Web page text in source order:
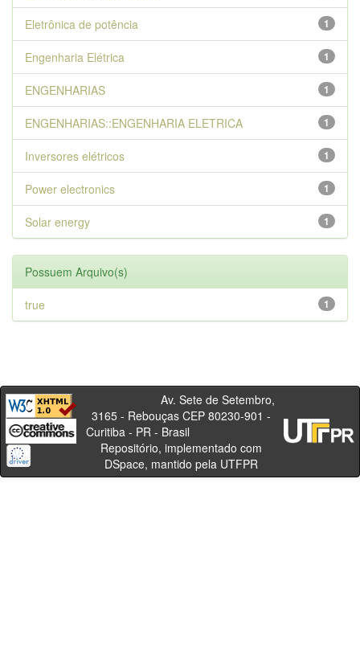
1
Eletrônica de potência
1
Engenharia Elétrica
1
ENGENHARIAS
1
ENGENHARIAS::ENGENHARIA ELETRICA
1
Inversores elétricos
1
Power electronics
1
Solar energy
Possuem Arquivo(s)
1
true
Av. Sete de Setembro,
3165 - Rebouças CEP 80230-901 -
Curitiba - PR - Brasil
Repositório, implementado com
DSpace, mantido pela UTFPR